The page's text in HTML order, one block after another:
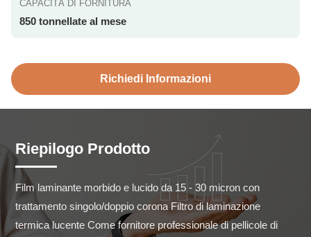
CAPACITÀ DI FORNITURA
850 tonnellate al mese
Richiedi Informazioni
Riepilogo Prodotto
Film laminante morbido e lucido da 15 - 30 micron con
trattamento singolo/doppio corona Filtro di laminazione
termica lucente Come fornitore professionale di pellicole di